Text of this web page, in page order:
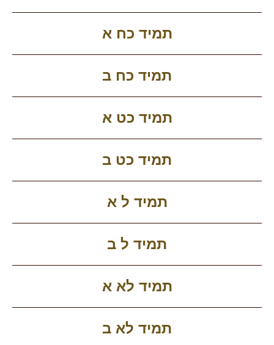
תמיד כח א
תמיד כח ב
תמיד כט א
תמיד כט ב
תמיד ל א
תמיד ל ב
תמיד לא א
תמיד לא ב